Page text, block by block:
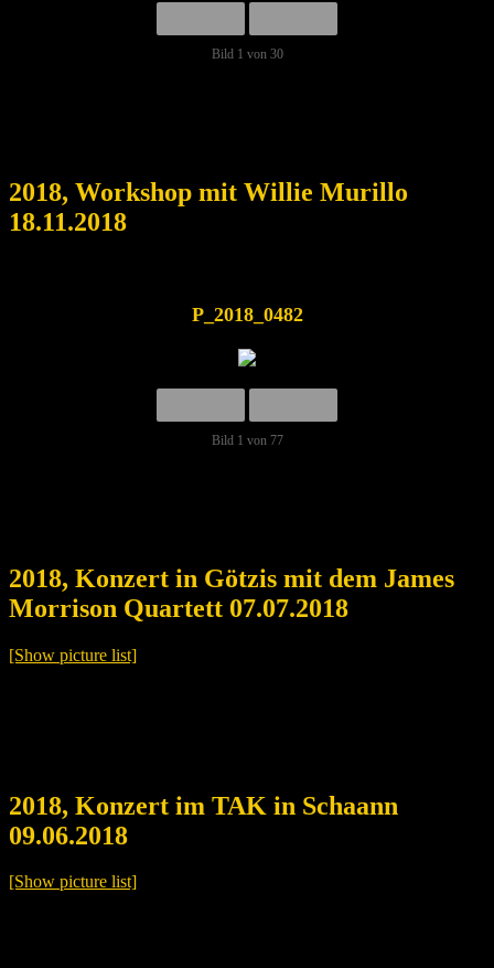
Bild 1 von 30
2018, Workshop mit Willie Murillo
18.11.2018
P_2018_0482
Bild 1 von 77
2018, Konzert in Götzis mit dem James
Morrison Quartett 07.07.2018
[Show picture list]
2018, Konzert im TAK in Schaann
09.06.2018
[Show picture list]